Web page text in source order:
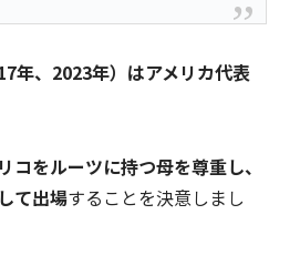
年、2023年）はアメリカ代表
コをルーツに持つ母を尊重し、
て出場することを決意しまし